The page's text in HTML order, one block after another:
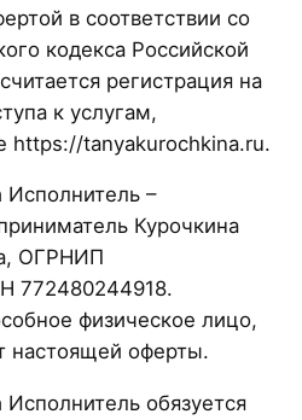
в соответствии со
кодекса Российской
регистрация на
к услугам,
https://tanyakurochkina.ru.
Исполнитель –
Курочкина
ОГРНИП
772480244918.
физическое лицо,
настоящей оферты.
Исполнитель обязуется